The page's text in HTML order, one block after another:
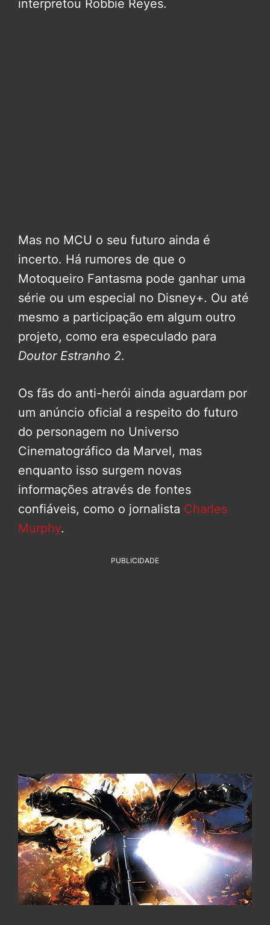
interpretou Robbie Reyes.
Mas no MCU o seu futuro ainda é
incerto. Há rumores de que o
Motoqueiro Fantasma pode ganhar uma
série ou um especial no Disney+. Ou até
mesmo a participação em algum outro
projeto, como era especulado para
Doutor Estranho 2.
Os fãs do anti-herói ainda aguardam por
um anúncio oficial a respeito do futuro
do personagem no Universo
Cinematográfico da Marvel, mas
enquanto isso surgem novas
informações através de fontes
confiáveis, como o jornalista Charles
Murphy.
PUBLICIDADE